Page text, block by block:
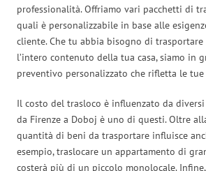
professionalità. Offriamo vari pacchetti di
quali è personalizzabile in base alle
cliente. Che tu abbia bisogno di
l’intero contenuto della tua casa, siamo in
preventivo personalizzato che rifletta le tue
Il costo del trasloco è influenzato da
da Firenze a Doboj è uno di questi. Oltre
quantità di beni da trasportare influisce
esempio, traslocare un appartamento di
costerà più di un piccolo monolocale.